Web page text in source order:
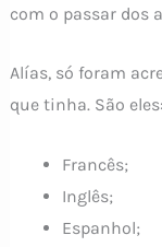
com o passar dos
Alías, só foram
que tinha. São eles:
Francês;
Inglês;
Espanhol;